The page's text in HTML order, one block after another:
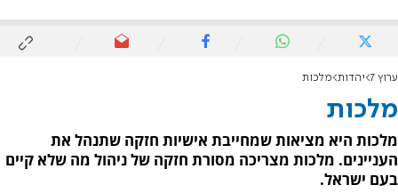
ערוץ 7 יהדות מלכות
מלכות
מלכות היא מציאות שמחייבת אישיות חזקה שתנהל את
העניינים. מלכות מצריכה מסורת חזקה של ניהול מה שלא קיים
בעם ישראל.